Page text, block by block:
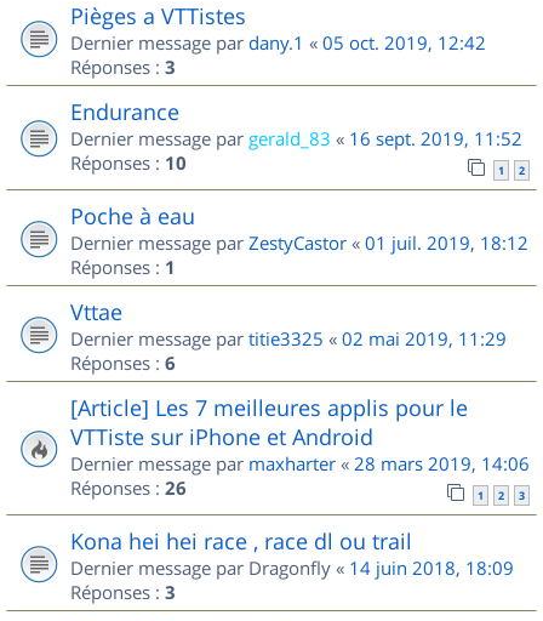
Pièges a VTTistes
Dernier message par dany.1 « 05 oct. 2019, 12:42
Réponses : 3
Endurance
Dernier message par gerald_83 « 16 sept. 2019, 11:52
Réponses : 10 1 2
Poche à eau
Dernier message par ZestyCastor « 01 juil. 2019, 18:12
Réponses : 1
Vttae
Dernier message par titie3325 « 02 mai 2019, 11:29
Réponses : 6
[Article] Les 7 meilleures applis pour le
VTTiste sur iPhone et Android
Dernier message par maxharter « 28 mars 2019, 14:06
Réponses : 26 1 2 3
Kona hei hei race , race dl ou trail
Dernier message par Dragonfly « 14 juin 2018, 18:09
Réponses : 3